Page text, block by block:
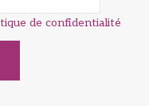
de confidentialité